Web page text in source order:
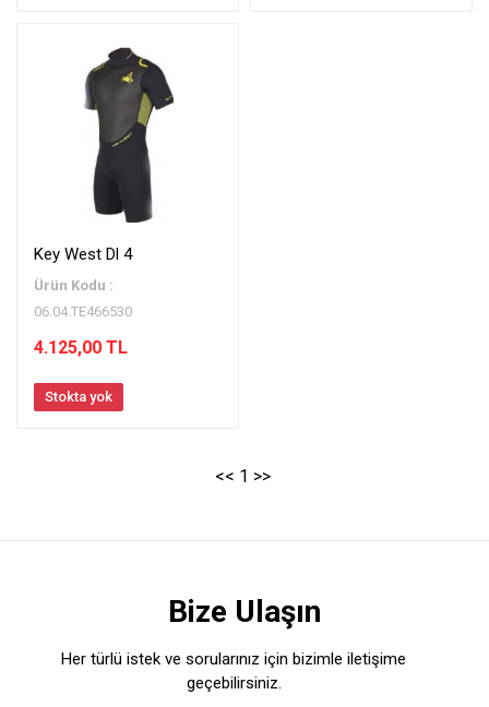
Key West Dl 4
Ürün Kodu :
06.04.TE466530
4.125,00 TL
Stokta yok
<< 1 >>
Bize Ulaşın
Her türlü istek ve sorularınız için bizimle iletişime
geçebilirsiniz.